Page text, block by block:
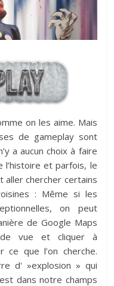
on les aime. Mais
de gameplay sont
a aucun choix à faire
l’histoire et parfois, le
aller chercher certains
: Même si les
on peut
de Google Maps
vue et cliquer à
que l’on cherche.
d' »explosion » qui
dans notre champs